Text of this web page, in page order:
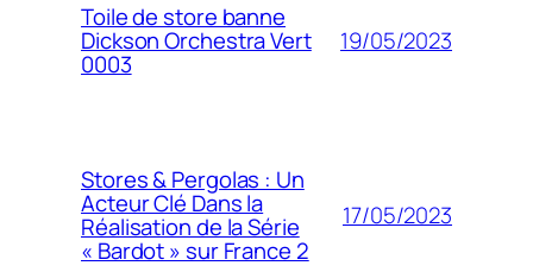
Toile de store banne
Dickson Orchestra Vert
0003
19/05/2023
Stores & Pergolas : Un
Acteur Clé Dans la
Réalisation de la Série
« Bardot » sur France 2
17/05/2023